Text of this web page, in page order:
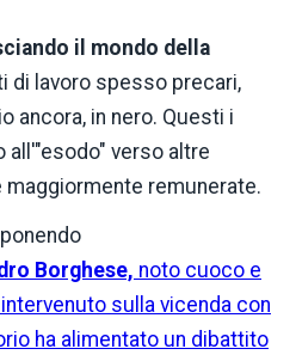
il mondo della
di lavoro spesso precari,
ancora, in nero. Questi i
all'"esodo" verso altre
remunerate.
Borghese, noto cuoco e
sulla vicenda con
ha alimentato un dibattito